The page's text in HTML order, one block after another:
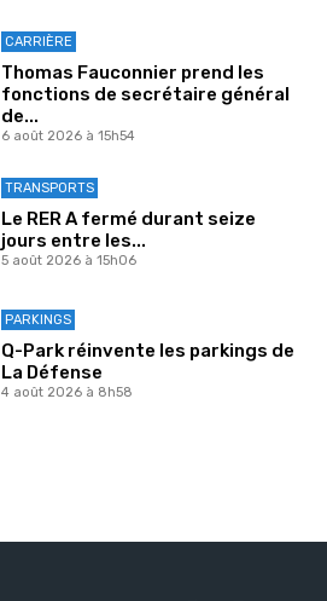
CARRIÈRE
Thomas Fauconnier prend les
fonctions de secrétaire général
de...
6 août 2026 à 15h54
TRANSPORTS
Le RER A fermé durant seize
jours entre les...
5 août 2026 à 15h06
PARKINGS
Q-Park réinvente les parkings de
La Défense
4 août 2026 à 8h58